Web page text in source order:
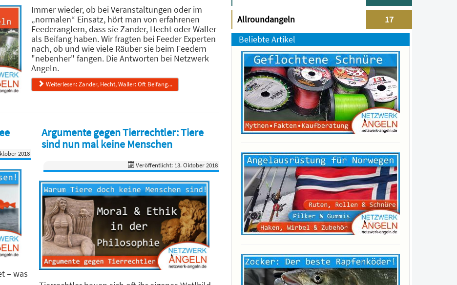
Immer wieder, ob bei Veranstaltungen oder im
„normalen“ Einsatz, hört man von erfahrenen
Feederanglern, dass sie Zander, Hecht oder Waller
als Beifang haben. Wir fragten bei Feeder Experten
nach, ob und wie viele Räuber sie beim Feedern
"nebenher" fangen. Die Antworten bei Netzwerk
Angeln.
Weiterlesen: Zander, Hecht, Waller: Oft Beifang...
2018
– was
Argumente gegen Tierrechtler: Tiere
sind nun mal keine Menschen
Veröffentlicht: 13. Oktober 2018
Allroundangeln
17
Beliebte Artikel